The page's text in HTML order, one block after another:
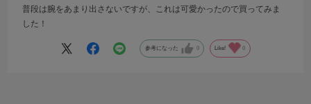
普段は腕をあまり出さないですが、これは可愛かったので買ってみま
した！
参考になった 0 Like! 0